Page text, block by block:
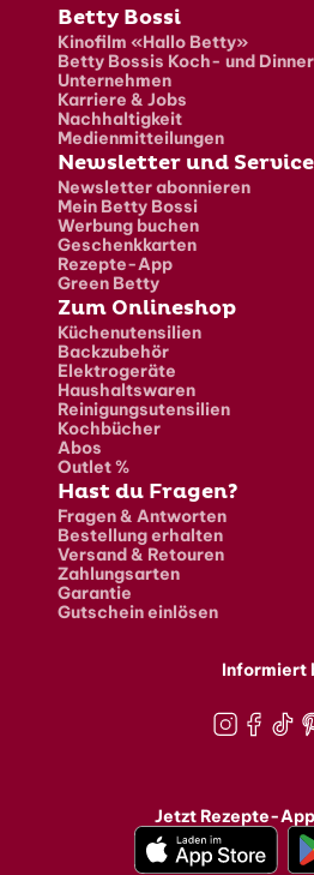
Fusszeile
Betty Bossi
Kinofilm «Hallo Betty»
Betty Bossis Koch- und
Unternehmen
Karriere & Jobs
Nachhaltigkeit
Medienmitteilungen
Newsletter und Service
Newsletter abonnieren
Mein Betty Bossi
Werbung buchen
Geschenkkarten
Rezepte-App
Green Betty
Zum Onlineshop
Küchenutensilien
Backzubehör
Elektrogeräte
Haushaltswaren
Reinigungsutensilien
Kochbücher
Abos
Outlet %
Hast du Fragen?
Fragen & Antworten
Bestellung erhalten
Versand & Retouren
Zahlungsarten
Garantie
Gutschein einlösen
Informiert
Jetzt Rezepte-